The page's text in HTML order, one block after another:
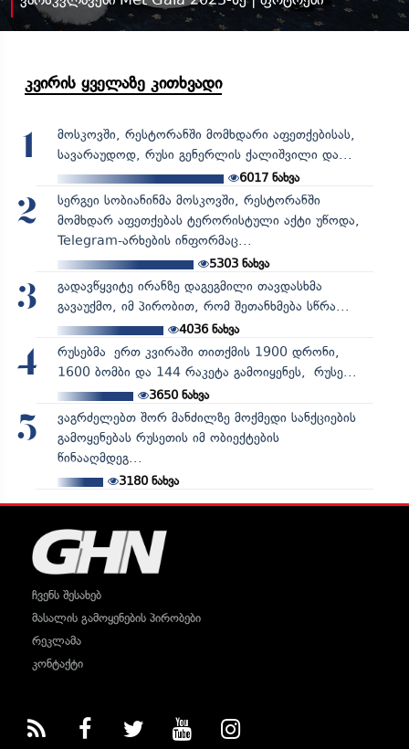
კვირის ყველაზე კითხვადი
1
მოსკოვში, რესტორანში მომხდარი აფეთქებისას,
სავარაუდოდ, რუსი გენერლის ქალიშვილი და...
6017 ნახვა
2
სერგეი სობიანინმა მოსკოვში, რესტორანში
მომხდარ აფეთქებას ტერორისტული აქტი უწოდა,
Telegram-არხების ინფორმაც...
5303ნახვა
3
გადავწყვიტე ირანზე დაგეგმილი თავდასხმა
გავაუქმო, იმ პირობით, რომ შეთანხმება სწრა...
4036ნახვა
4
რუსებმა ერთ კვირაში თითქმის 1900 დრონი,
1600 ბომბი და 144 რაკეტა გამოიყენეს, რუსე...
3650ნახვა
5
ვაგრძელებთ შორ მანძილზე მოქმედი სანქციების
გამოყენებას რუსეთის იმ ობიექტების
წინააღმდეგ...
3180ნახვა
ჩვენს შესახებ
მასალის გამოყენების პირობები
რეკლამა
კონტაქტი